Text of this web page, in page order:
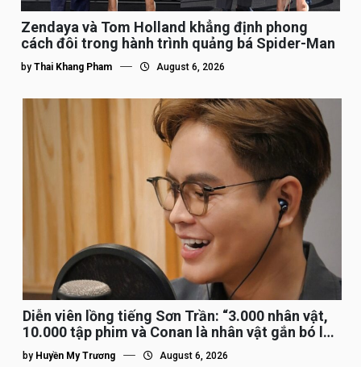
Zendaya và Tom Holland khẳng định phong
cách đôi trong hành trình quảng bá Spider-Man
by Thai Khang Pham August 6, 2026
Diễn viên lồng tiếng Sơn Trần: “3.000 nhân vật,
10.000 tập phim và Conan là nhân vật gắn bó lâu
nhất”
by Huyền My Trương August 6, 2026